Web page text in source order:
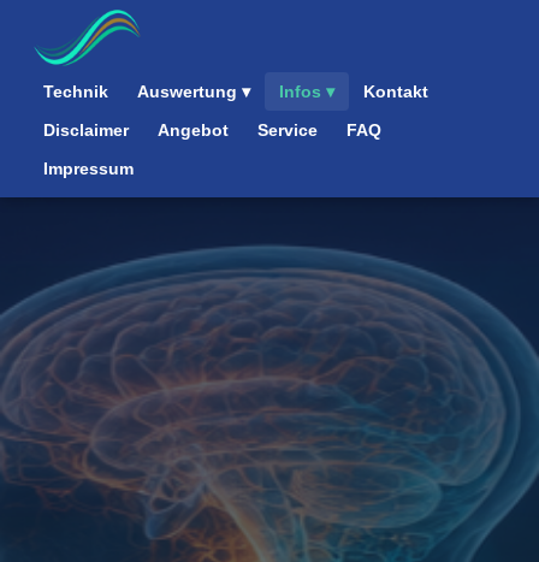
Technik Auswertung ▾ Infos ▾
Kontakt
Disclaimer
Angebot Service
FAQ
Impressum